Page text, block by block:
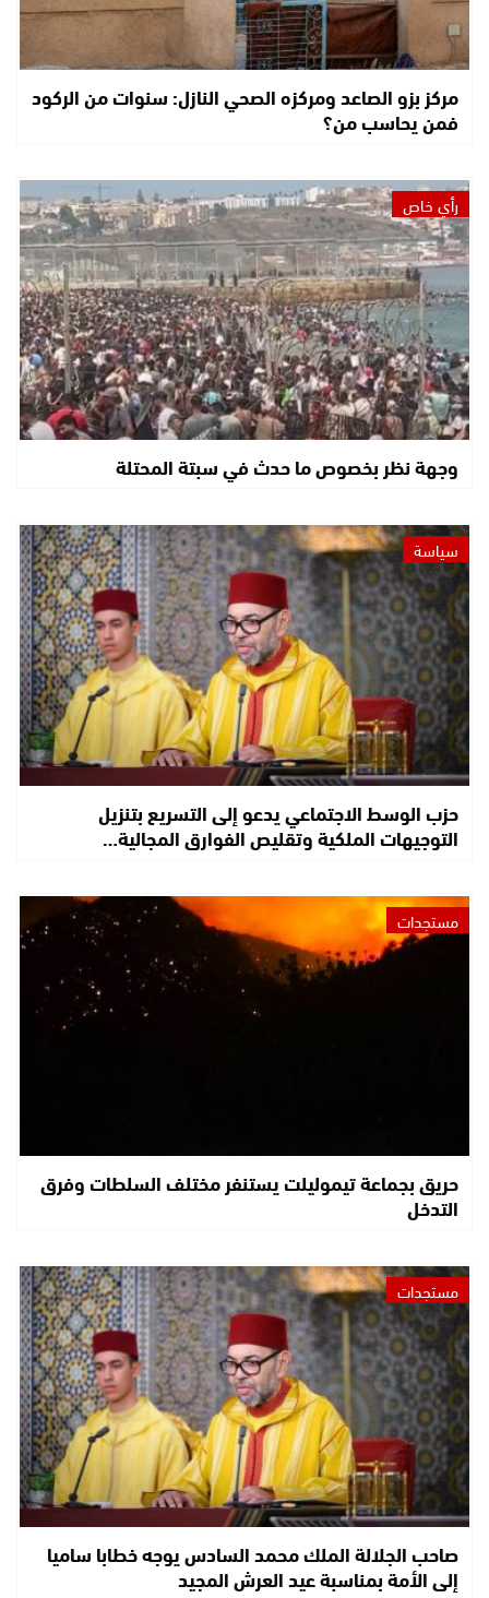
مركز بزو الصاعد ومركزه الصحي النازل: سنوات من الركود
فمن يحاسب من؟
رأي خاص
وجهة نظر بخصوص ما حدث في سبتة المحتلة
سياسة
حزب الوسط الاجتماعي يدعو إلى التسريع بتنزيل
التوجيهات الملكية وتقليص الفوارق المجالية…
مستجدات
حريق بجماعة تيموليلت يستنفر مختلف السلطات وفرق
التدخل
مستجدات
صاحب الجلالة الملك محمد السادس يوجه خطابا ساميا
إلى الأمة بمناسبة عيد العرش المجيد